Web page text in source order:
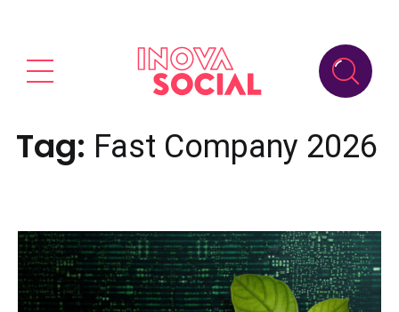
Tag: Fast Company 2026